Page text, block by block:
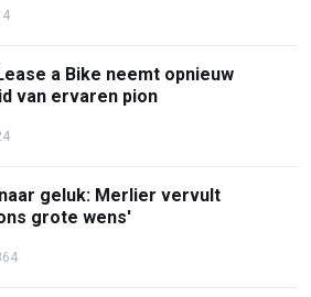
a Bike neemt opnieuw
van ervaren pion
geluk: Merlier vervult
grote wens'